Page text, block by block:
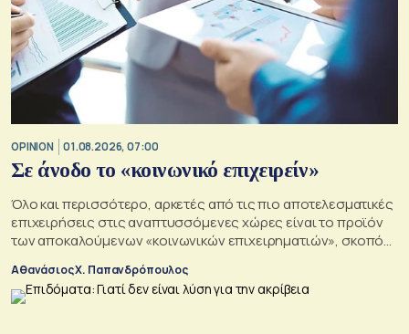
OPINION 01.08.2026, 07:00
Σε άνοδο το «κοινωνικό επιχειρείν»
Όλο και περισσότερο, αρκετές από τις πιο αποτελεσματικές
επιχειρήσεις στις αναπτυσσόμενες χώρες είναι το προϊόν
των αποκαλούμενων «κοινωνικών επιχειρηματιών», σκοπός
σε μια εποχή σοβαρών διαρθρωτικών μετασχηματισμών και
συνακόλουθης αβεβαιότητας
Αθανάσιος Χ. Παπανδρόπουλος